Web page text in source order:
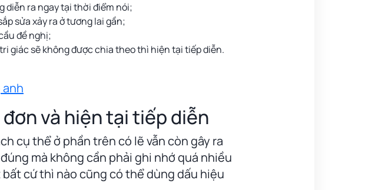
diễn ra ngay tại thời điểm nói;
sửa xảy ra ở tương lai gần;
đề nghị;
giác sẽ không được chia theo thì hiện tại tiếp diễn.
và hiện tại tiếp diễn
cụ thể ở phần trên có lẽ vẫn còn gây ra
mà không cần phải ghi nhớ quá nhiều
cứ thì nào cũng có thể dùng dấu hiệu